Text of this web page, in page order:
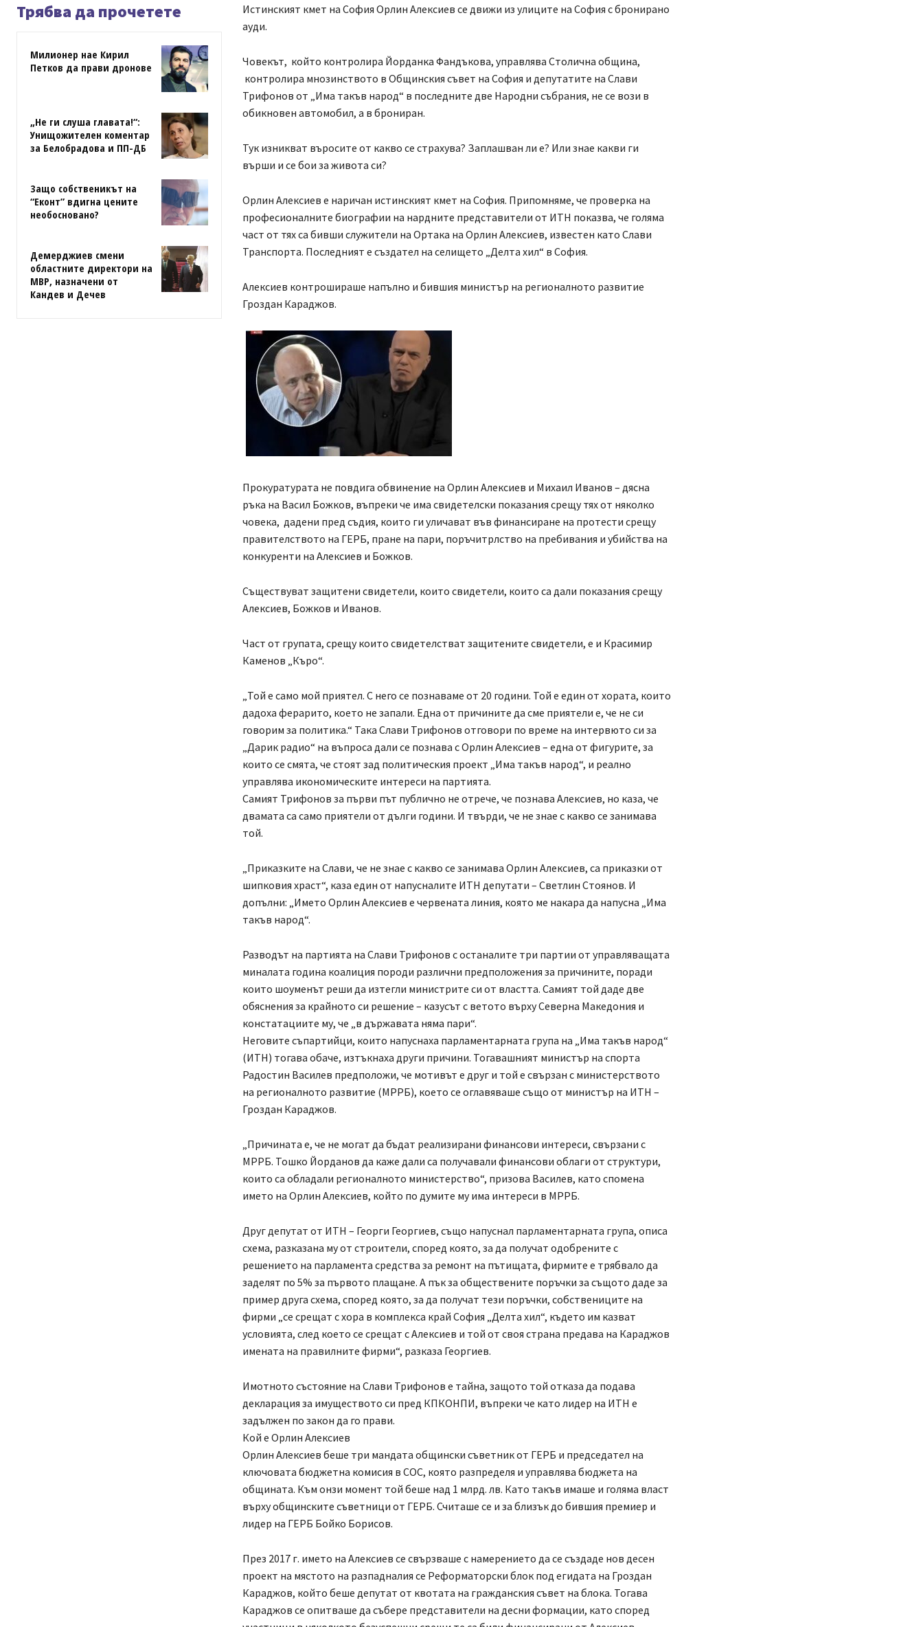
Трябва да прочетете
Милионер нае Кирил
Петков да прави дронове
„Не ги слуша главата!“:
Унищожителен коментар
за Белобрадова и ПП-ДБ
Защо собственикът на
“Еконт” вдигна цените
необосновано?
Демерджиев смени
областните директори на
МВР, назначени от
Кандев и Дечев
Истинският кмет на София Орлин Алексиев се движи из улиците на София с бронирано
ауди.
Човекът, който контролира Йорданка Фандъкова, управлява Столична община,
контролира мнозинството в Общинския съвет на София и депутатите на Слави
Трифонов от „Има такъв народ“ в последните две Народни събрания, не се вози в
обикновен автомобил, а в брониран.
Тук изникват въросите от какво се страхува? Заплашван ли е? Или знае какви ги
върши и се бои за живота си?
Орлин Алексиев е наричан истинският кмет на София. Припомняме, че проверка на
професионалните биографии на нардните представители от ИТН показва, че голяма
част от тях са бивши служители на Ортака на Орлин Алексиев, известен като Слави
Транспорта. Последният е създател на селището „Делта хил“ в София.
Алексиев контрошираше напълно и бившия министър на регионалното развитие
Гроздан Караджов.
Прокуратурата не повдига обвинение на Орлин Алексиев и Михаил Иванов – дясна
ръка на Васил Божков, въпреки че има свидетелски показания срещу тях от няколко
човека, дадени пред съдия, които ги уличават във финансиране на протести срещу
правителството на ГЕРБ, пране на пари, поръчитрлство на пребивания и убийства на
конкуренти на Алексиев и Божков.
Съществуват защитени свидетели, които свидетели, които са дали показания срещу
Алексиев, Божков и Иванов.
Част от групата, срещу които свидетелстват защитените свидетели, е и Красимир
Каменов „Къро“.
„Той е само мой приятел. С него се познаваме от 20 години. Той е един от хората, които
дадоха ферарито, което не запали. Една от причините да сме приятели е, че не си
говорим за политика.“ Така Слави Трифонов отговори по време на интервюто си за
„Дарик радио“ на въпроса дали се познава с Орлин Алексиев – една от фигурите, за
които се смята, че стоят зад политическия проект „Има такъв народ“, и реално
управлява икономическите интереси на партията.
Самият Трифонов за първи път публично не отрече, че познава Алексиев, но каза, че
двамата са само приятели от дълги години. И твърди, че не знае с какво се занимава
той.
„Приказките на Слави, че не знае с какво се занимава Орлин Алексиев, са приказки от
шипковия храст“, каза един от напусналите ИТН депутати – Светлин Стоянов. И
допълни: „Името Орлин Алексиев е червената линия, която ме накара да напусна „Има
такъв народ“.
Разводът на партията на Слави Трифонов с останалите три партии от управляващата
миналата година коалиция породи различни предположения за причините, поради
които шоуменът реши да изтегли министрите си от властта. Самият той даде две
обяснения за крайното си решение – казусът с ветото върху Северна Македония и
констатациите му, че „в държавата няма пари“.
Неговите съпартийци, които напуснаха парламентарната група на „Има такъв народ“
(ИТН) тогава обаче, изтъкнаха други причини. Тогавашният министър на спорта
Радостин Василев предположи, че мотивът е друг и той е свързан с министерството
на регионалното развитие (МРРБ), което се оглавяваше също от министър на ИТН –
Гроздан Караджов.
„Причината е, че не могат да бъдат реализирани финансови интереси, свързани с
МРРБ. Тошко Йорданов да каже дали са получавали финансови облаги от структури,
които са обладали регионалното министерство“, призова Василев, като спомена
името на Орлин Алексиев, който по думите му има интереси в МРРБ.
Друг депутат от ИТН – Георги Георгиев, също напуснал парламентарната група, описа
схема, разказана му от строители, според която, за да получат одобрените с
решението на парламента средства за ремонт на пътищата, фирмите е трябвало да
заделят по 5% за първото плащане. А пък за обществените поръчки за същото даде за
пример друга схема, според която, за да получат тези поръчки, собствениците на
фирми „се срещат с хора в комплекса край София „Делта хил“, където им казват
условията, след което се срещат с Алексиев и той от своя страна предава на Караджов
имената на правилните фирми“, разказа Георгиев.
Имотното състояние на Слави Трифонов е тайна, защото той отказа да подава
декларация за имуществото си пред КПКОНПИ, въпреки че като лидер на ИТН е
задължен по закон да го прави.
Кой е Орлин Алексиев
Орлин Алексиев беше три мандата общински съветник от ГЕРБ и председател на
ключовата бюджетна комисия в СОС, която разпределя и управлява бюджета на
общината. Към онзи момент той беше над 1 млрд. лв. Като такъв имаше и голяма власт
върху общинските съветници от ГЕРБ. Считаше се и за близък до бившия премиер и
лидер на ГЕРБ Бойко Борисов.
През 2017 г. името на Алексиев се свързваше с намерението да се създаде нов десен
проект на мястото на разпадналия се Реформаторски блок под егидата на Гроздан
Караджов, който беше депутат от квотата на гражданския съвет на блока. Тогава
Караджов се опитваше да събере представители на десни формации, като според